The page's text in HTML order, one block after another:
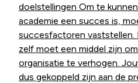
doelstellingen Om te
academie een succes is,
succesfactoren vaststellen.
zelf moet een middel zijn
organisatie te verhogen.
dus gekoppeld zijn aan de